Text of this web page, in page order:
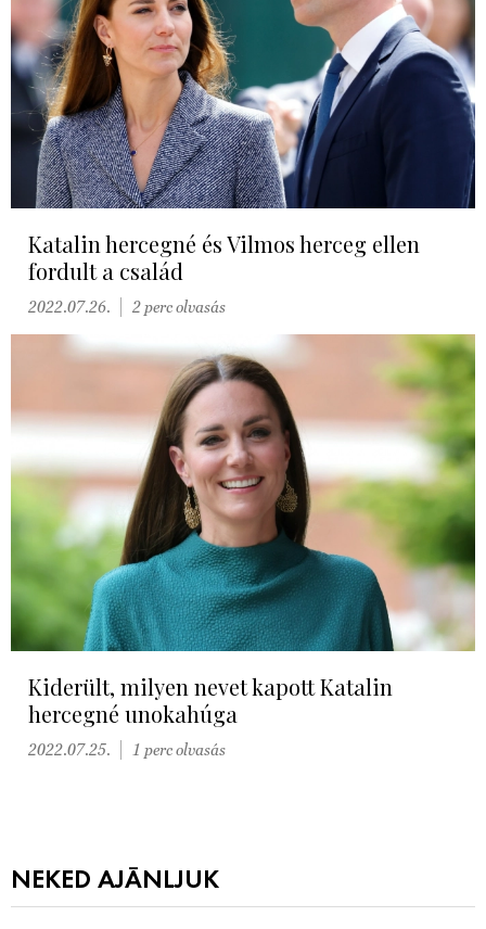
Katalin hercegné és Vilmos herceg ellen
fordult a család
2022.07.26. 2 perc olvasás
Kiderült, milyen nevet kapott Katalin
hercegné unokahúga
2022.07.25. 1 perc olvasás
NEKED AJÁNLJUK